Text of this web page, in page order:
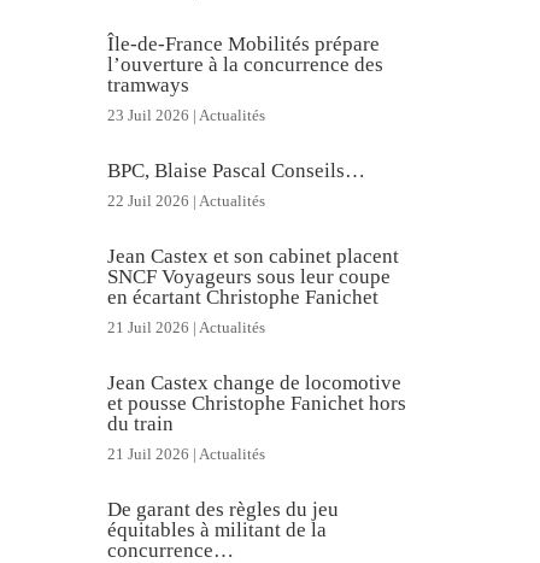
Île-de-France Mobilités prépare
l’ouverture à la concurrence des
tramways
23 Juil 2026 | Actualités
BPC, Blaise Pascal Conseils…
22 Juil 2026 | Actualités
Jean Castex et son cabinet placent
SNCF Voyageurs sous leur coupe
en écartant Christophe Fanichet
21 Juil 2026 | Actualités
Jean Castex change de locomotive
et pousse Christophe Fanichet hors
du train
21 Juil 2026 | Actualités
De garant des règles du jeu
équitables à militant de la
concurrence…